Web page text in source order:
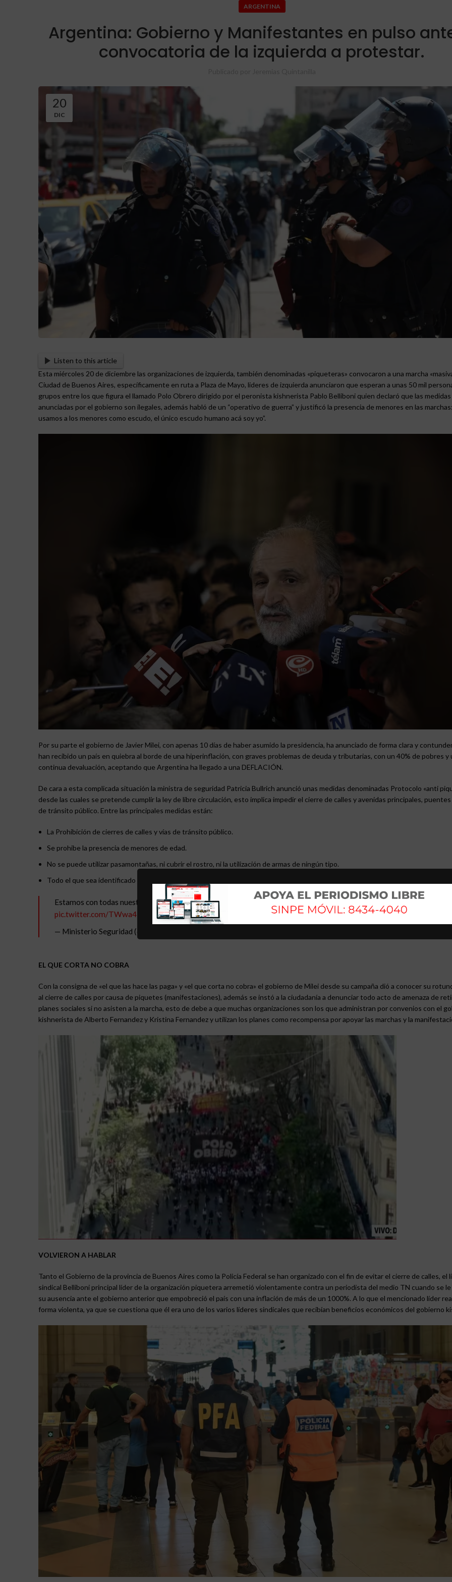
ARGENTINA
Argentina: Gobierno y Manifestantes en pulso
convocatoria de la izquierda a protestar.
20
DIC
Listen to this article
Esta miércoles 20 de diciembre las organizaciones de izquierda, también denominadas «piqueteras» convocaron a una marcha
Ciudad de Buenos Aires, específicamente en ruta a Plaza de Mayo, lideres de izquierda anunciaron que esperan a unas 50 mil
grupos entre los que figura el llamado Polo Obrero dirigido por el peronista kishnerista Pablo Belliboni quien declaró que las medidas
anunciadas por el gobierno son ilegales, además habló de un “operativo de guerra” y justificó la presencia de menores en las
usamos a los menores como escudo, el único escudo humano acá soy yo”.
Por su parte el gobierno de Javier Milei, con apenas 10 días de haber asumido la presidencia, ha anunciado de forma clara y
han recibido un país en quiebra al borde de una hiperinflación, con graves problemas de deuda y tributarias, con un 40% de pobres y
continua devaluación, aceptando que Argentina ha llegado a una DEFLACIÓN.
De cara a esta complicada situación la ministra de seguridad Patricia Bullrich anunció unas medidas denominadas Protocolo «anti
desde las cuales se pretende cumplir la ley de libre circulación, esto implica impedir el cierre de calles y avenidas principales,
de tránsito público. Entre las principales medidas están:
La Prohibición de cierres de calles y vías de tránsito público.
Se prohibe la presencia de menores de edad.
No se puede utilizar pasamontañas, ni cubrir el rostro, ni la utilización de armas de ningún tipo.
Todo el que sea identificado incumpliendo las medidas dejará de recibir los planes sociales.
Estamos con todas nuestras fuerzas federales en cada punto neurálgico del país, cuidando a los argentinos.
pic.twitter.com/TWwa4Djt79
— Ministerio Seguridad (@MinSeg)
EL QUE CORTA NO COBRA
Con la consigna de «el que las hace las paga» y «el que corta no cobra» el gobierno de Milei desde su campaña dió a conocer su
al cierre de calles por causa de piquetes (manifestaciones), además se instó a la ciudadanía a denunciar todo acto de amenaza de
planes sociales si no asisten a la marcha, esto de debe a que muchas organizaciones son los que administran por convenios con el
kishnerista de Alberto Fernandez y Kristina Fernandez y utilizan los planes como recompensa por apoyar las marchas y la
VOLVIERON A HABLAR
Tanto el Gobierno de la provincia de Buenos Aires como la Policía Federal se han organizado con el fin de evitar el cierre de calles, el
sindical Belliboni principal líder de la organización piquetera arremetió violentamente contra un periodista del medio TN cuando se
su ausencia ante el gobierno anterior que empobreció el país con una inflación de más de un 1000%. A lo que el mencionado líder
forma violenta, ya que se cuestiona que él era uno de los varios líderes sindicales que recibían beneficios económicos del gobierno